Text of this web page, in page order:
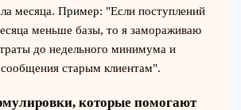
месяца. Пример: "Если поступлений
меньше базы, то я замораживаю
до недельного минимума и
старым клиентам".
которые помогают